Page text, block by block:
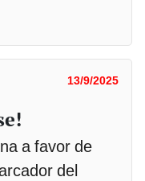
13/9/2025
a favor de
del